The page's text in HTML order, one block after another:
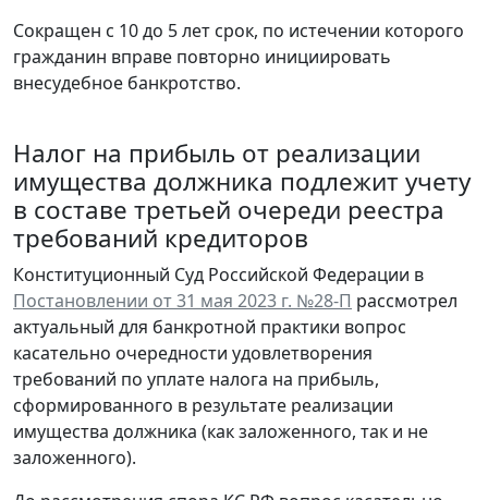
Сокращен с 10 до 5 лет срок, по истечении которого
гражданин вправе повторно инициировать
внесудебное банкротство.
Налог на прибыль от реализации
имущества должника подлежит учету
в составе третьей очереди реестра
требований кредиторов
Конституционный Суд Российской Федерации в
Постановлении от 31 мая 2023 г. №28-П рассмотрел
актуальный для банкротной практики вопрос
касательно очередности удовлетворения
требований по уплате налога на прибыль,
сформированного в результате реализации
имущества должника (как заложенного, так и не
заложенного).